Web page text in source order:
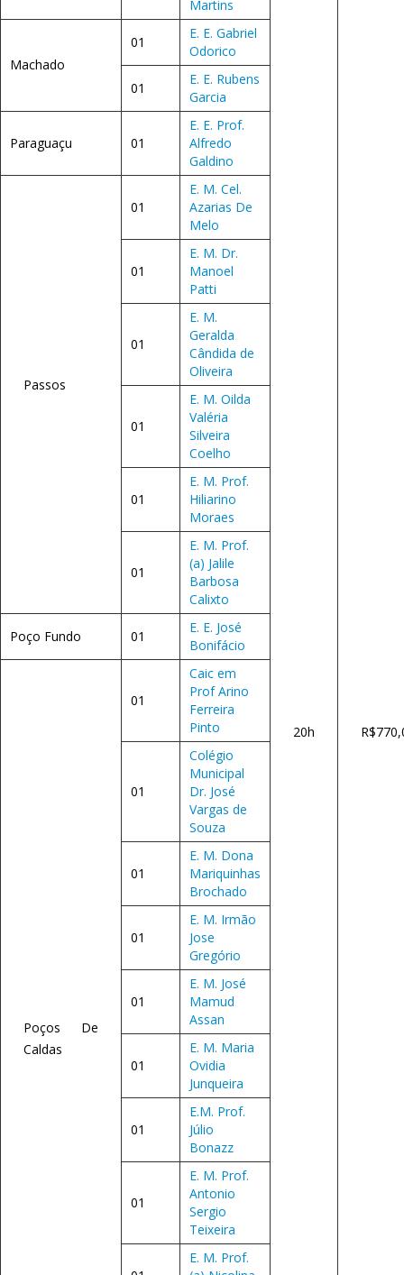
20h
Martins
Machado
01
E. E. Gabriel
Odorico
01
E. E. Rubens
Garcia
Paraguaçu 01
E. E. Prof.
Alfredo
Galdino
Passos
01
E. M. Cel.
Azarias De
Melo
01
E. M. Dr.
Manoel
Patti
01
E. M.
Geralda
Cândida de
Oliveira
01
E. M. Oilda
Valéria
Silveira
Coelho
01
E. M. Prof.
Hiliarino
Moraes
01
E. M. Prof.
(a) Jalile
Barbosa
Calixto
Poço Fundo 01
E. E. José
Bonifácio
Poços De
Caldas
01
Caic em
Prof Arino
Ferreira
Pinto
01
Colégio
Municipal
Dr. José
Vargas de
Souza
01
E. M. Dona
Mariquinhas
Brochado
01
E. M. Irmão
Jose
Gregório
01
E. M. José
Mamud
Assan
01
E. M. Maria
Ovidia
Junqueira
01
E.M. Prof.
Júlio
Bonazz
01
E. M. Prof.
Antonio
Sergio
Teixeira
E. M. Prof.